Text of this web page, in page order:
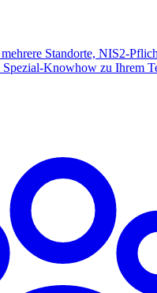
Standorte, NIS2-
Knowhow zu Ihrem